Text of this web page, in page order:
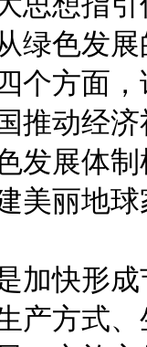
绿色发
个方面
推动经
发展体
美丽地
快形成
产方式